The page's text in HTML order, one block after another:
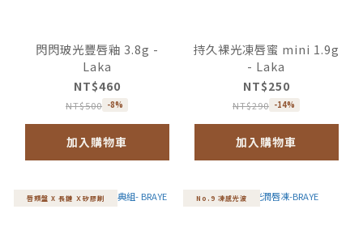
閃閃玻光豐唇釉 3.8g -
Laka
NT$460
NT$500 -8%
加入購物車
持久裸光凍唇蜜 mini 1.9g
- Laka
NT$250
NT$290 -14%
加入購物車
唇頰盤 X 長鏈 Ｘ矽膠刷 No.9 凍感光波